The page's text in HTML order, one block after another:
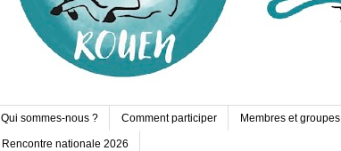
Qui sommes-nous ? Comment participer Membres et groupes
Rencontre nationale 2026